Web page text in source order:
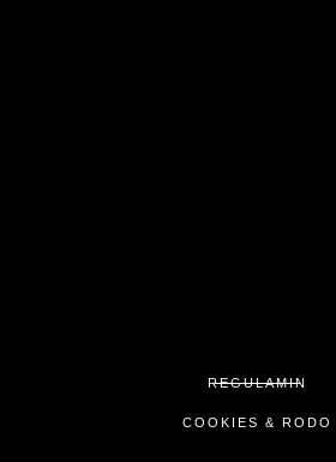
REGULAMIN
COOKIES & RODO